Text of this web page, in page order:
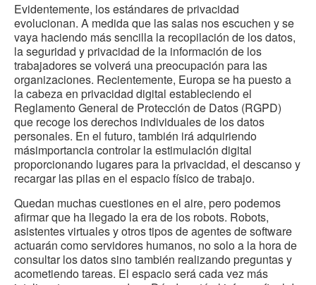
Evidentemente, los estándares de privacidad
evolucionan. A medida que las salas nos escuchen y se
vaya haciendo más sencilla la recopilación de los datos,
la seguridad y privacidad de la información de los
trabajadores se volverá una preocupación para las
organizaciones. Recientemente, Europa se ha puesto a
la cabeza en privacidad digital estableciendo el
Reglamento General de Protección de Datos (RGPD)
que recoge los derechos individuales de los datos
personales. En el futuro, también irá adquiriendo
másimportancia controlar la estimulación digital
proporcionando lugares para la privacidad, el descanso y
recargar las pilas en el espacio físico de trabajo.
Quedan muchas cuestiones en el aire, pero podemos
afirmar que ha llegado la era de los robots. Robots,
asistentes virtuales y otros tipos de agentes de software
actuarán como servidores humanos, no solo a la hora de
consultar los datos sino también realizando preguntas y
acometiendo tareas. El espacio será cada vez más